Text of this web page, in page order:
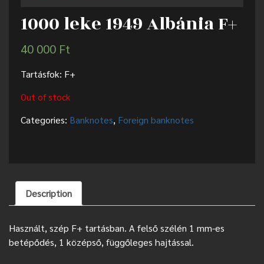
1000 leke 1949 Albánia F+
40 000 Ft
Tartásfok: F+
Out of stock
Categories: Banknotes, Foreign banknotes
Description
Használt, szép F+ tartásban. A felső szélén 1 mm-es
betépődés, 1 középső, függőleges hajtással.